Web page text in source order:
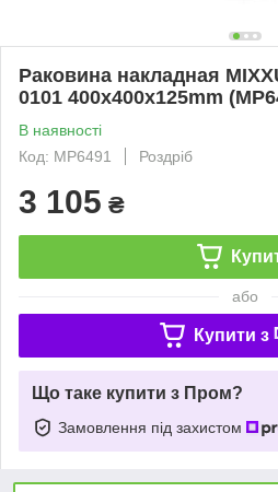
Раковина накладная
0101 400х400х125mm
В наявності
Код: MP6491
Роздріб
3 105 ₴
або
Купити з
Що таке купити з Пром?
Замовлення під захистом